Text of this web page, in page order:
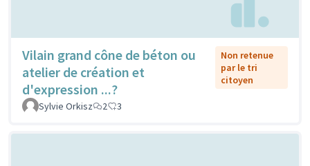
Vilain grand cône de béton ou
atelier de création et
d'expression ...?
Non retenue
par le tri
citoyen
Sylvie Orkisz 2 3